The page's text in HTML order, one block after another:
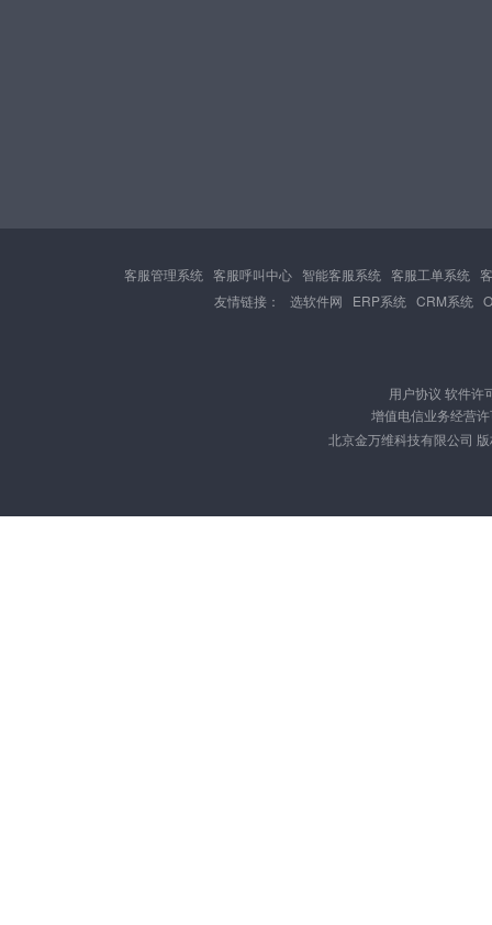
客服管理系统 客服呼叫中心 智能客服系统 客服工单系统
友情链接：
选软件网 ERP系统 CRM系统
用户协议 软件许
增值电信业务经营
北京金万维科技有限公司